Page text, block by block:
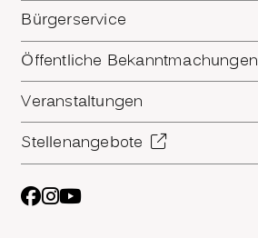
Bürgerservice
Öffentliche Bekanntmachungen
Veranstaltungen
Stellenangebote